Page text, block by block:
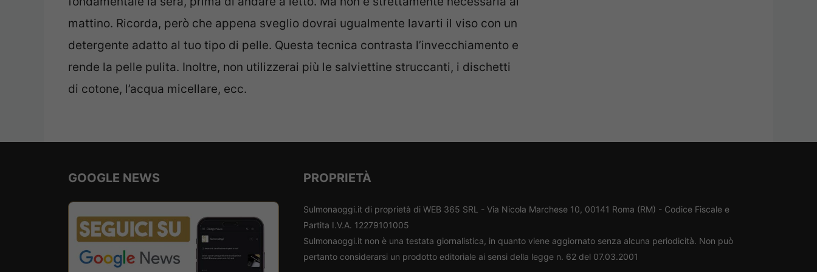
mattino. Ricorda, però che appena sveglio dovrai ugualmente lavarti il viso con un
detergente adatto al tuo tipo di pelle. Questa tecnica contrasta l’invecchiamento e
rende la pelle pulita. Inoltre, non utilizzerai più le salviettine struccanti, i dischetti
di cotone, l’acqua micellare, ecc.
GOOGLE NEWS PROPRIETÀ
Sulmonaoggi.it di proprietà di WEB 365 SRL - Via Nicola Marchese 10, 00141 Roma (RM) - Codice Fiscale e
Partita I.V.A. 12279101005
Sulmonaoggi.it non è una testata giornalistica, in quanto viene aggiornato senza alcuna periodicità. Non può
pertanto considerarsi un prodotto editoriale ai sensi della legge n. 62 del 07.03.2001